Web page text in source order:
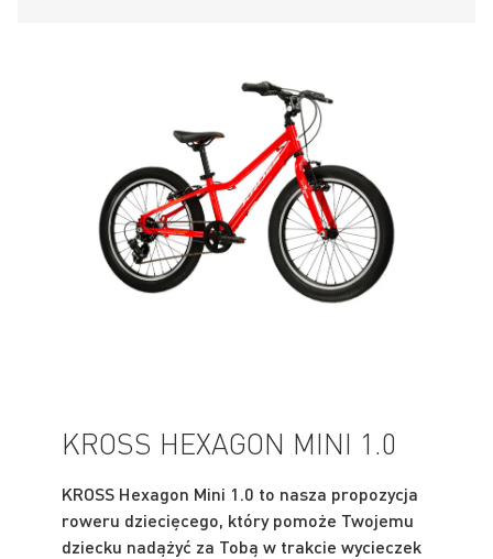
KROSS HEXAGON MINI 1.0
KROSS Hexagon Mini 1.0 to nasza propozycja
roweru dziecięcego, który pomoże Twojemu
dziecku nadążyć za Tobą w trakcie wycieczek